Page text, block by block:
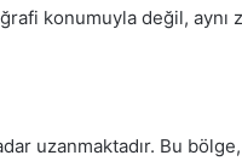
konumuyla değil, aynı
uzanmaktadır. Bu